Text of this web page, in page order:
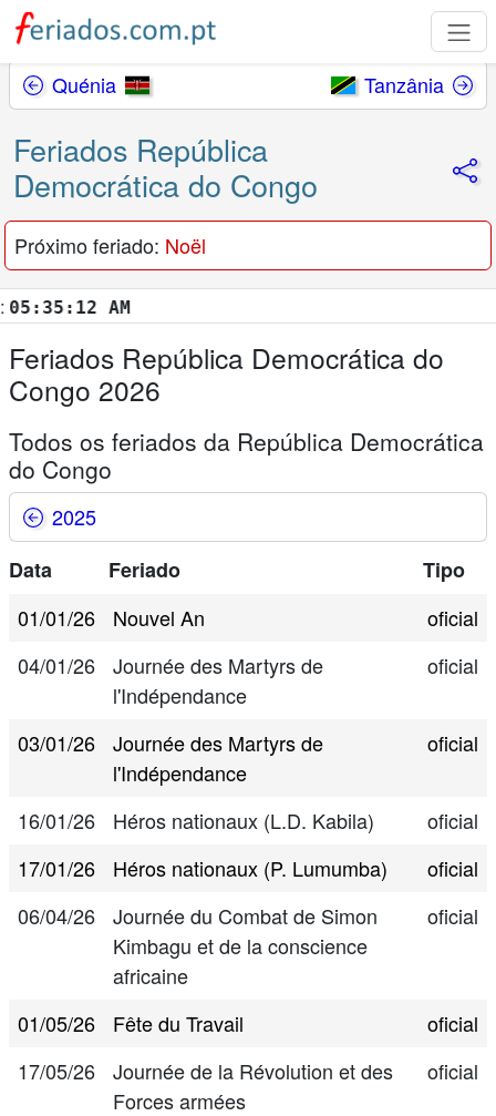
Quénia Tanzânia
Feriados República
Democrática do Congo
Próximo feriado: Noël
AM
Feriados República Democrática do
Congo 2026
Todos os feriados da República Democrática
do Congo
2025
Data
Feriado
Tipo
01/01/26
Nouvel An
oficial
04/01/26
Journée des Martyrs de
l'Indépendance
oficial
03/01/26
Journée des Martyrs de
l'Indépendance
oficial
16/01/26 Héros nationaux (L.D. Kabila)
oficial
17/01/26
Héros nationaux (P. Lumumba)
oficial
06/04/26
Journée du Combat de Simon
Kimbagu et de la conscience
africaine
oficial
01/05/26 Fête du Travail
oficial
17/05/26
Journée de la Révolution et des
Forces armées
oficial